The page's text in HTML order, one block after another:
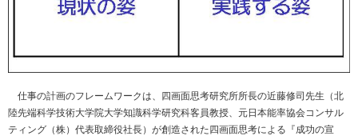
仕事の計画のフレームワークは、四画面思考研究所所長の近藤修司先生（北
陸先端科学技術大学院大学知識科学研究科客員教授、元日本能率協会コンサル
ティング（株）代表取締役社長）が創造された四画面思考による『成功の宣